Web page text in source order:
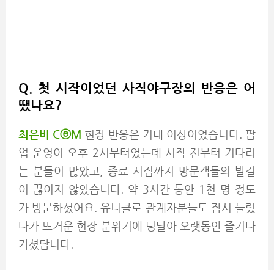
Q. 첫 시작이었던 사직야구장의 반응은 어
땠나요?
최은비 CⓔM 현장 반응은 기대 이상이었습니다. 팝
업 운영이 오후 2시부터였는데 시작 전부터 기다리
는 분들이 많았고, 종료 시점까지 방문객들의 발길
이 끊이지 않았습니다. 약 3시간 동안 1천 명 정도
가 방문하셨어요. 유니클로 관계자분들도 잠시 들렀
다가 뜨거운 현장 분위기에 덩달아 오랫동안 즐기다
가셨답니다.